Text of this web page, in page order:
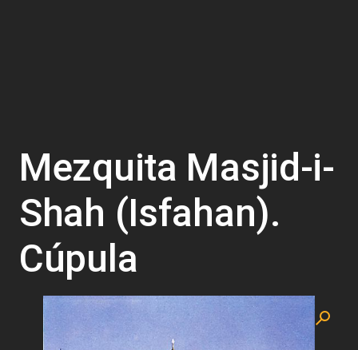
Mezquita Masjid-i-
Shah (Isfahan).
Cúpula